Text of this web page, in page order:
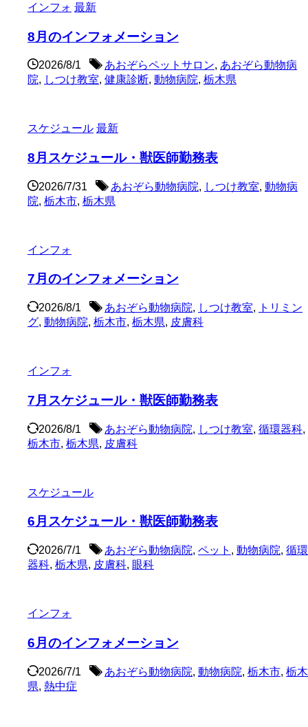
インフォ 最新
8月のインフォメーション
2026/8/1 あおぞらペットサロン, あおぞら動物病
院, しつけ教室, 健康診断, 動物病院, 栃木県
スケジュール 最新
8月スケジュール・獣医師勤務表
2026/7/31 あおぞら動物病院, しつけ教室, 動物病
院, 栃木市, 栃木県
インフォ
7月のインフォメーション
2026/8/1 あおぞら動物病院, しつけ教室,
トリミン
グ, 動物病院, 栃木市, 栃木県, 皮膚科
インフォ
7月スケジュール・獣医師勤務表
2026/8/1 あおぞら動物病院, しつけ教室, 循環器科,
栃木市, 栃木県, 皮膚科
スケジュール
6月スケジュール・獣医師勤務表
2026/7/1 あおぞら動物病院, ペット , 動物病院, 循環
器科, 栃木県, 皮膚科, 眼科
インフォ
6月のインフォメーション
2026/7/1 あおぞら動物病院, 動物病院, 栃木市, 栃木
県, 熱中症